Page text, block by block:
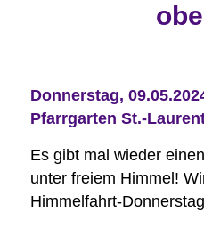
Donnerstag,
Pfarrgarten St.-
Es gibt mal wieder
unter freiem Himmel!
Himmelfahrt-